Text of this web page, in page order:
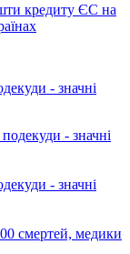
кредиту ЄС на
- значні
- значні